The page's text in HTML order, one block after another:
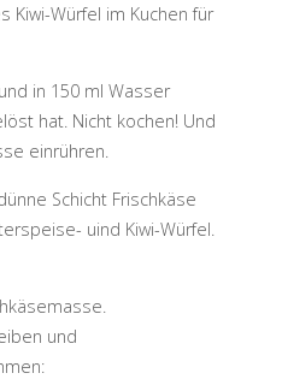
Würfel im Kuchen für
in 150 ml Wasser
hat. Nicht kochen! Und
einrühren.
Schicht Frischkäse
uind Kiwi-Würfel.
und